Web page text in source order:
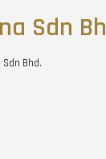
Sdn
Bhd.